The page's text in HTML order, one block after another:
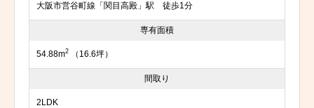
大阪市営谷町線「関目高殿」駅 徒歩1分
専有面積
54.88m2 （16.6坪）
間取り
2LDK